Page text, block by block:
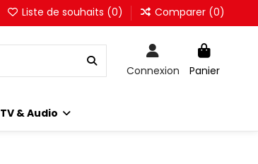
Liste de souhaits (0) Comparer (0)
Connexion Panier
TV & Audio